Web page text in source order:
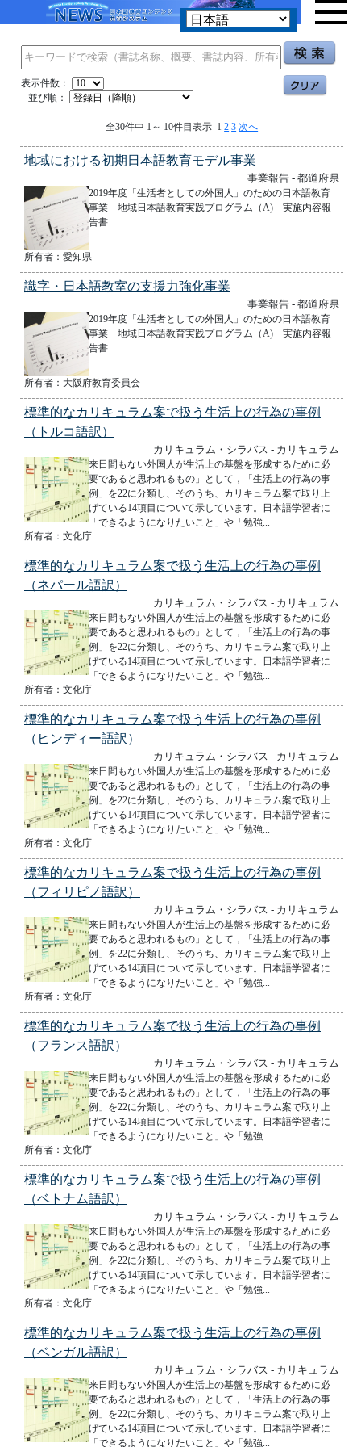
表示件数：
並び順：
全30件中 1～ 10件目表示 12 3 次へ
地域における初期日本語教育モデル事業
事業報告 - 都道府県
2019年度「生活者としての外国人」のための日本語教育
事業 地域日本語教育実践プログラム（A) 実施内容報
告書
所有者：愛知県
識字・日本語教室の支援力強化事業
事業報告 - 都道府県
2019年度「生活者としての外国人」のための日本語教育
事業 地域日本語教育実践プログラム（A) 実施内容報
告書
所有者：大阪府教育委員会
標準的なカリキュラム案で扱う生活上の行為の事例
（トルコ語訳）
カリキュラム・シラバス - カリキュラム
来日間もない外国人が生活上の基盤を形成するために必
要であると思われるもの」として，「生活上の行為の事
例」を22に分類し、そのうち、カリキュラム案で取り上
げている14項目について示しています。日本語学習者に
「できるようになりたいこと」や「勉強...
所有者：文化庁
標準的なカリキュラム案で扱う生活上の行為の事例
（ネパール語訳）
カリキュラム・シラバス - カリキュラム
来日間もない外国人が生活上の基盤を形成するために必
要であると思われるもの」として，「生活上の行為の事
例」を22に分類し、そのうち、カリキュラム案で取り上
げている14項目について示しています。日本語学習者に
「できるようになりたいこと」や「勉強...
所有者：文化庁
標準的なカリキュラム案で扱う生活上の行為の事例
（ヒンディー語訳）
カリキュラム・シラバス - カリキュラム
来日間もない外国人が生活上の基盤を形成するために必
要であると思われるもの」として，「生活上の行為の事
例」を22に分類し、そのうち、カリキュラム案で取り上
げている14項目について示しています。日本語学習者に
「できるようになりたいこと」や「勉強...
所有者：文化庁
標準的なカリキュラム案で扱う生活上の行為の事例
（フィリピノ語訳）
カリキュラム・シラバス - カリキュラム
来日間もない外国人が生活上の基盤を形成するために必
要であると思われるもの」として，「生活上の行為の事
例」を22に分類し、そのうち、カリキュラム案で取り上
げている14項目について示しています。日本語学習者に
「できるようになりたいこと」や「勉強...
所有者：文化庁
標準的なカリキュラム案で扱う生活上の行為の事例
（フランス語訳）
カリキュラム・シラバス - カリキュラム
来日間もない外国人が生活上の基盤を形成するために必
要であると思われるもの」として，「生活上の行為の事
例」を22に分類し、そのうち、カリキュラム案で取り上
げている14項目について示しています。日本語学習者に
「できるようになりたいこと」や「勉強...
所有者：文化庁
標準的なカリキュラム案で扱う生活上の行為の事例
（ベトナム語訳）
カリキュラム・シラバス - カリキュラム
来日間もない外国人が生活上の基盤を形成するために必
要であると思われるもの」として，「生活上の行為の事
例」を22に分類し、そのうち、カリキュラム案で取り上
げている14項目について示しています。日本語学習者に
「できるようになりたいこと」や「勉強...
所有者：文化庁
標準的なカリキュラム案で扱う生活上の行為の事例
（ベンガル語訳）
カリキュラム・シラバス - カリキュラム
来日間もない外国人が生活上の基盤を形成するために必
要であると思われるもの」として，「生活上の行為の事
例」を22に分類し、そのうち、カリキュラム案で取り上
げている14項目について示しています。日本語学習者に
「できるようになりたいこと」や「勉強...